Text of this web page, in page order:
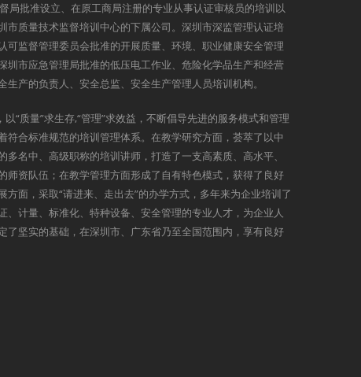
局批准设立、在原工商局注册的专业从事认证审核员的培训以
市质量技术监督培训中心的下属公司。深圳市深监管理认证培
可监督管理委员会批准的开展质量、环境、职业健康安全管理
圳市应急管理局批准的低压电工作业、危险化学品生产和经营
产的负责人、安全总监、安全生产管理人员培训机构。
“质量”求生存,“管理”求效益，不断倡导先进的服务模式和管理
符合标准规范的培训管理体系。在教学研究方面，荟萃了以中
名中、高级职称的培训讲师，打造了一支高素质、高水平、
师资队伍；在教学管理方面形成了自有特色模式，获得了良好
方面，采取“请进来、走出去”的办学方式，多年来为企业培训了
、计量、标准化、特种设备、安全管理的专业人才，为企业人
了坚实的基础，在深圳市、广东省乃至全国范围内，享有良好